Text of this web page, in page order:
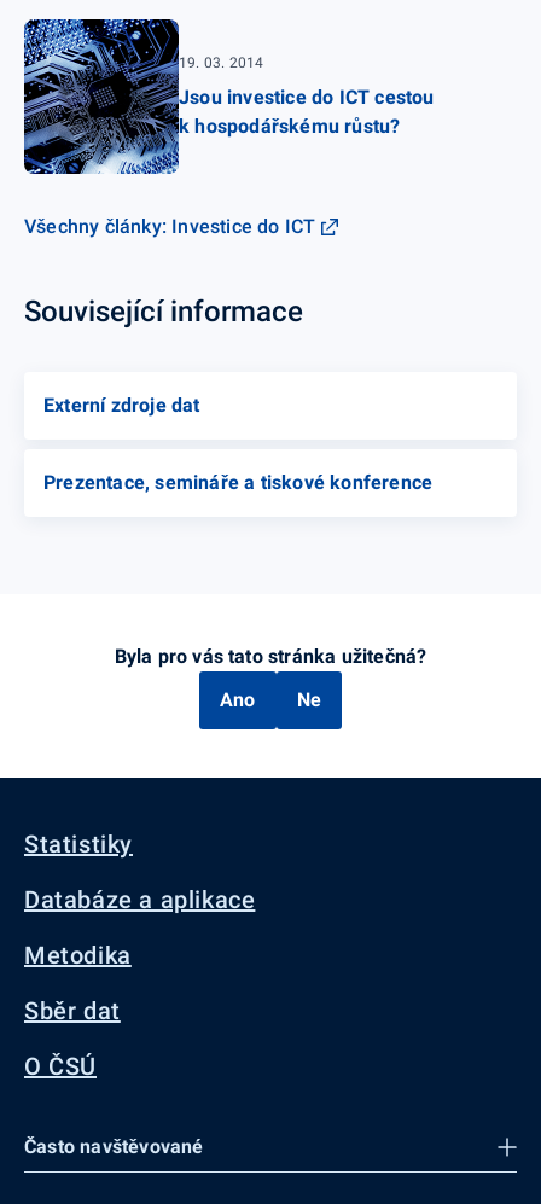
19. 03. 2014
Jsou investice do ICT cestou
k hospodářskému růstu?
Všechny články: Investice do ICT
Související informace
Externí zdroje dat
Prezentace, semináře a tiskové konference
Byla pro vás tato stránka užitečná?
Ano
Ne
Statistiky
Databáze a aplikace
Metodika
Sběr dat
O ČSÚ
Často navštěvované